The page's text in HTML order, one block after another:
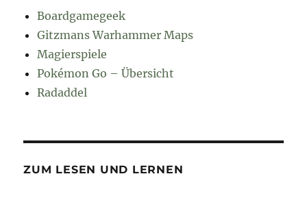
Boardgamegeek
Gitzmans Warhammer Maps
Magierspiele
Pokémon Go – Übersicht
Radaddel
ZUM LESEN UND LERNEN